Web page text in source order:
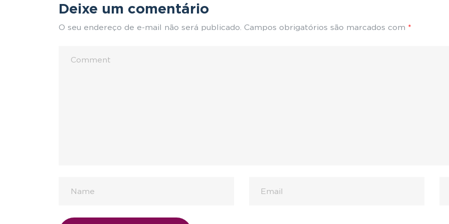
Deixe um comentário
O seu endereço de e-mail não será publicado. Campos obrigatórios são marcados com *